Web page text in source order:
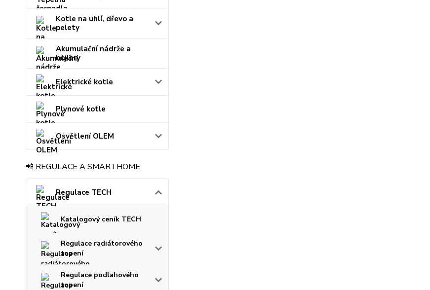
Kotle na uhlí, dřevo a
pelety
Akumulační nádrže a
bojlery
Elektrické kotle
Plynové kotle
Osvětlení OLEM
📲 REGULACE A SMARTHOME
Regulace TECH
Katalogový ceník TECH
Regulace radiátorového
topení
Regulace podlahového
topení